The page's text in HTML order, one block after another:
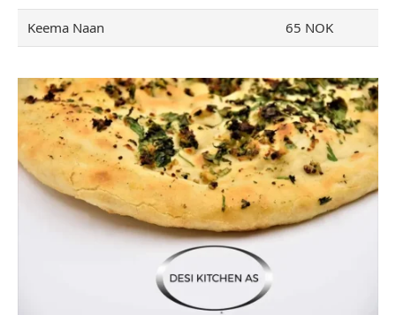
Keema Naan 65 NOK